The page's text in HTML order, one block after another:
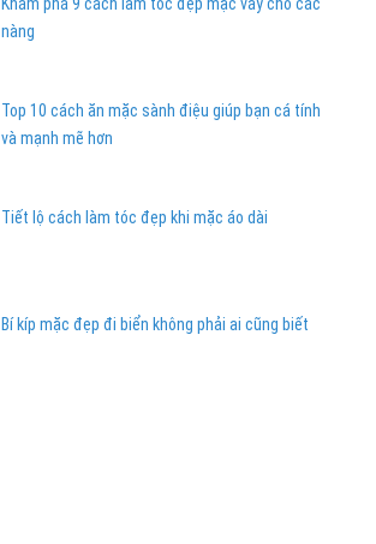
nàng
Top 10 cách ăn mặc sành điệu giúp bạn cá tính
và mạnh mẽ hơn
Tiết lộ cách làm tóc đẹp khi mặc áo dài
Bí kíp mặc đẹp đi biển không phải ai cũng biết